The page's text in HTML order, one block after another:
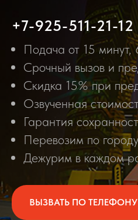
+7-925-511-21-12
Подача от 15 минут,
Срочный вызов и
Скидка 15% при
Озвученная
Гарантия
Перевозим по
Дежурим в каждом
ВЫЗВАТЬ ПО ТЕЛЕФОНУ